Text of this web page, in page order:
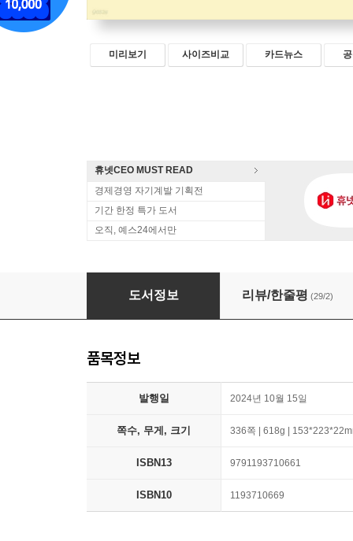
미리보기 사이즈비교 카드뉴스
휴넷CEO MUST READ
경제경영 자기계발 기획전
기간 한정 특가 도서
오직, 예스24에서만
친절한 트렌드 뒷담화 2025
도서정보 리뷰/한줄평 (29/2)
품목정보
발행일 2024년 10월 15일
쪽수, 무게, 크기 336쪽 | 618g |
ISBN13 9791193710661
ISBN10 1193710669